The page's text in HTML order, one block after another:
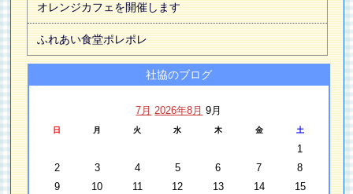
オレンジカフェを開催します
ふれあい食堂ポレポレ
社協のブログ
7月 2026年8月 9月
日 月 火 水 木 金 土
1
2
3 4 5 6 7
8
9
10 11 12 13 14
15